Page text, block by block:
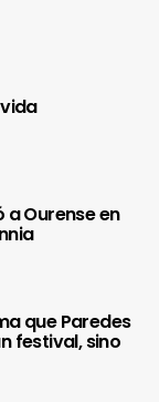
a Ourense en
que Paredes
festival, sino